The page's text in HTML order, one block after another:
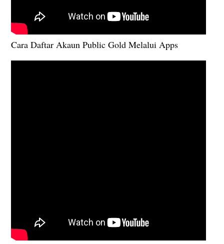
Cara Daftar Akaun Public Gold Melalui Apps